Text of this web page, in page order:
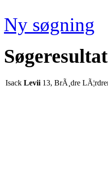
Ny søgning
Isack Levii 13, BrÃ¸dre